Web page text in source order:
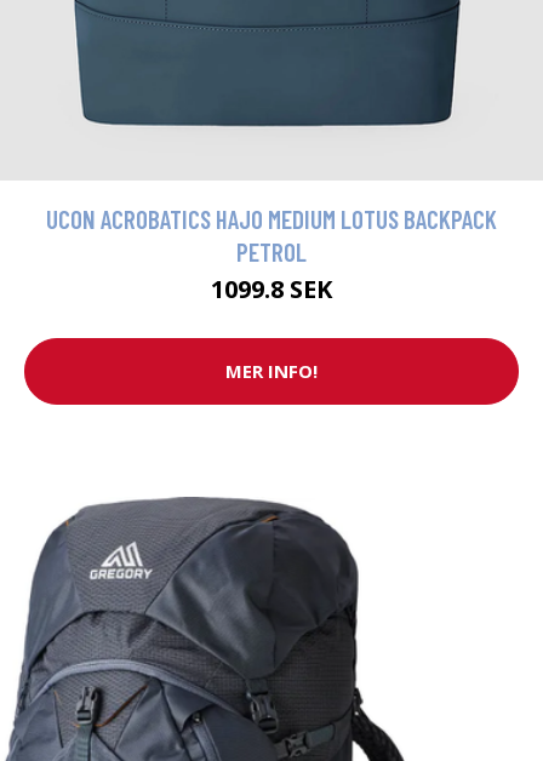
UCON ACROBATICS HAJO MEDIUM LOTUS BACKPACK
PETROL
1099.8 SEK
MER INFO!